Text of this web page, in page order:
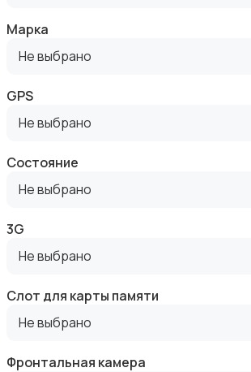
Рации и спутниковые телефоны
Внешние аккумуляторы
Марка
Не выбрано
GPS
Не выбрано
Состояние
Не выбрано
3G
Не выбрано
Слот для карты памяти
Не выбрано
Фронтальная камера